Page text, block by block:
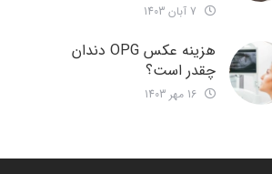
هزینه عکس OPG دندان
چقدر است؟